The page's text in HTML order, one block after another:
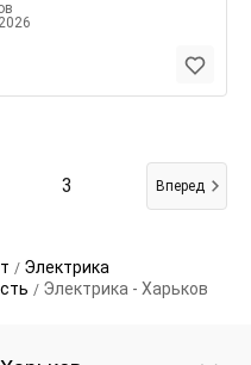
3 Вперед
Электрика
Электрика - Харьков